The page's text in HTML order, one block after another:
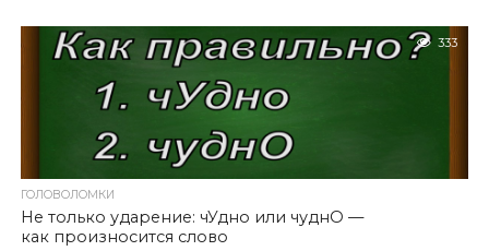
333
ГОЛОВОЛОМКИ
Не только ударение: чУдно или чуднО —
как произносится слово